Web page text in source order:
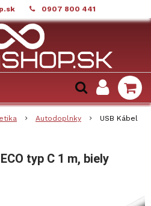
0907 800 441
Autodoplnky
USB Kábel
typ C 1 m, biely